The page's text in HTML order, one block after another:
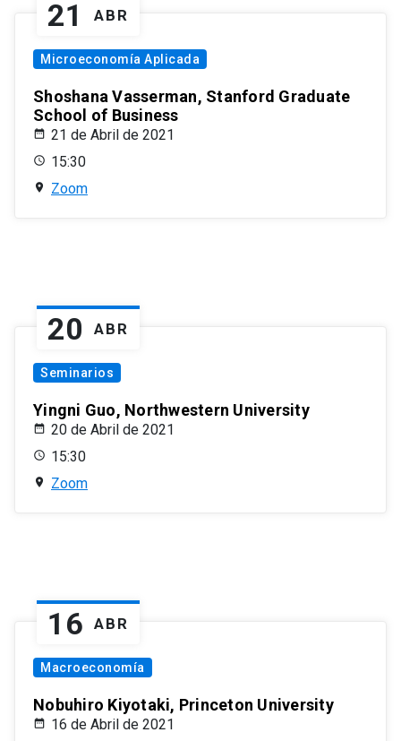
21 ABR
Microeconomía Aplicada
Shoshana Vasserman, Stanford Graduate
School of Business
21 de Abril de 2021
15:30
Zoom
20 ABR
Seminarios
Yingni Guo, Northwestern University
20 de Abril de 2021
15:30
Zoom
16 ABR
Macroeconomía
Nobuhiro Kiyotaki, Princeton University
16 de Abril de 2021